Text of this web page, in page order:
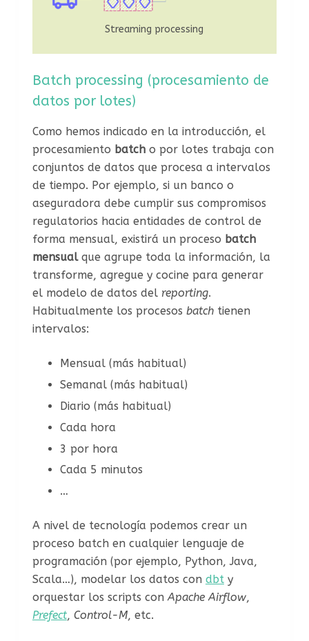
Streaming processing
Batch processing (procesamiento de
datos por lotes)
Como hemos indicado en la introducción, el
procesamiento batch o por lotes trabaja con
conjuntos de datos que procesa a intervalos
de tiempo. Por ejemplo, si un banco o
aseguradora debe cumplir sus compromisos
regulatorios hacia entidades de control de
forma mensual, existirá un proceso batch
mensualque agrupe toda la información, la
transforme, agregue y cocine para generar
el modelo de datos del reporting.
Habitualmente los procesos batch tienen
intervalos:
Mensual (más habitual)
Semanal (más habitual)
Diario (más habitual)
Cada hora
3 por hora
Cada 5 minutos
…
A nivel de tecnología podemos crear un
proceso batch en cualquier lenguaje de
programación (por ejemplo, Python, Java,
Scala…), modelar los datos con dbty
orquestar los scripts conApache Airflow,
Prefect, Control-M, etc.